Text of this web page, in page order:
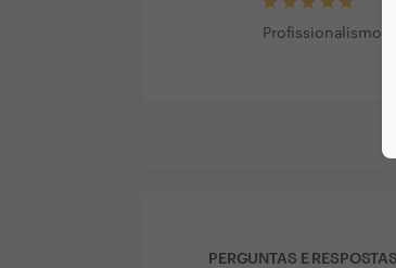
Profissionalismo,
PERGUNTAS E RESPOSTAS